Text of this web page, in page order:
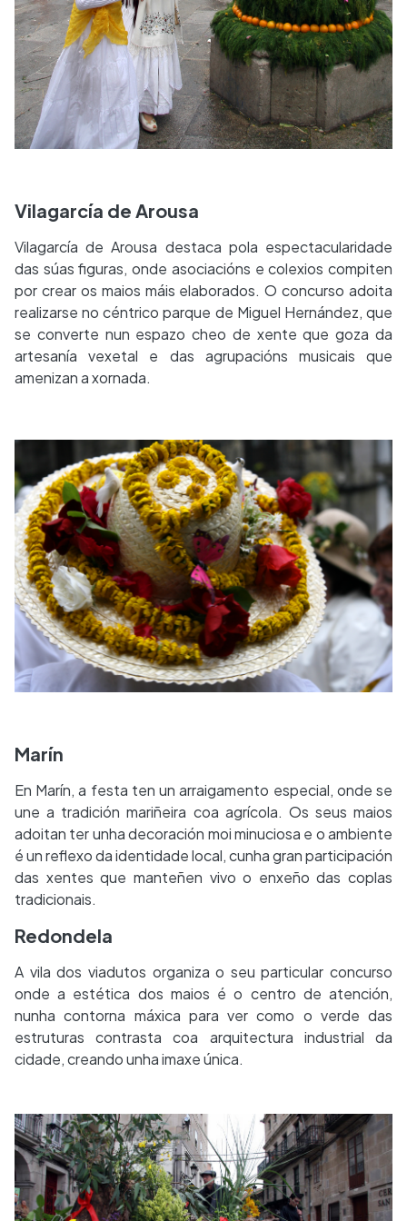
Vilagarcía de Arousa
Vilagarcía de Arousa destaca pola espectacularidade
das súas figuras, onde asociacións e colexios compiten
por crear os maios máis elaborados. O concurso adoita
realizarse no céntrico parque de Miguel Hernández, que
se converte nun espazo cheo de xente que goza da
artesanía vexetal e das agrupacións musicais que
amenizan a xornada.
Marín
En Marín, a festa ten un arraigamento especial, onde se
une a tradición mariñeira coa agrícola. Os seus maios
adoitan ter unha decoración moi minuciosa e o ambiente
é un reflexo da identidade local, cunha gran participación
das xentes que manteñen vivo o enxeño das coplas
tradicionais.
Redondela
A vila dos viadutos organiza o seu particular concurso
onde a estética dos maios é o centro de atención,
nunha contorna máxica para ver como o verde das
estruturas contrasta coa arquitectura industrial da
cidade, creando unha imaxe única.